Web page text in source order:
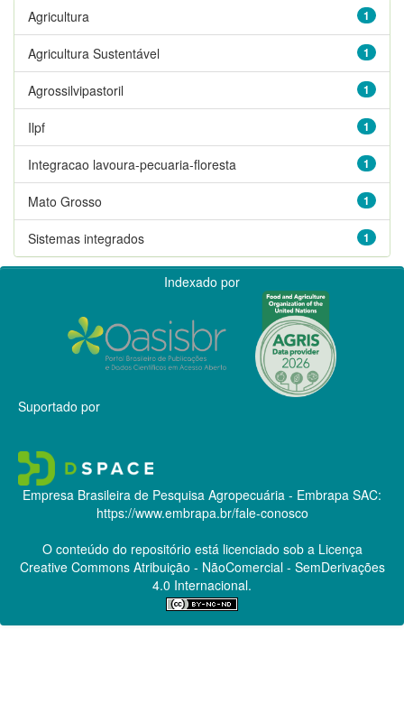
1
Agricultura
1
Agricultura Sustentável
1
Agrossilvipastoril
1
Ilpf
1
Integracao lavoura-pecuaria-floresta
1
Mato Grosso
1
Sistemas integrados
Indexado por
Suportado por
Empresa Brasileira de Pesquisa Agropecuária - Embrapa SAC:
https://www.embrapa.br/fale-conosco
O conteúdo do repositório está licenciado sob a Licença
Creative CommonsAtribuição - NãoComercial - SemDerivações
4.0 Internacional.